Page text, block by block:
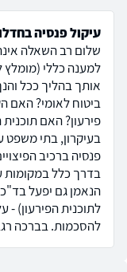
עיקול פנסיה
שלום רב השאלה
למענה כללי (מומלץ
אותך בהליך ככל
ביטוח לאומי? האם
פירעון? האם
בעיקרון, בתי משפט
פנסיה ברכיב
בדרך כלל
הנאמן גם יפעל
לתוכנית הפירעון) -
להסכמות. בברכה